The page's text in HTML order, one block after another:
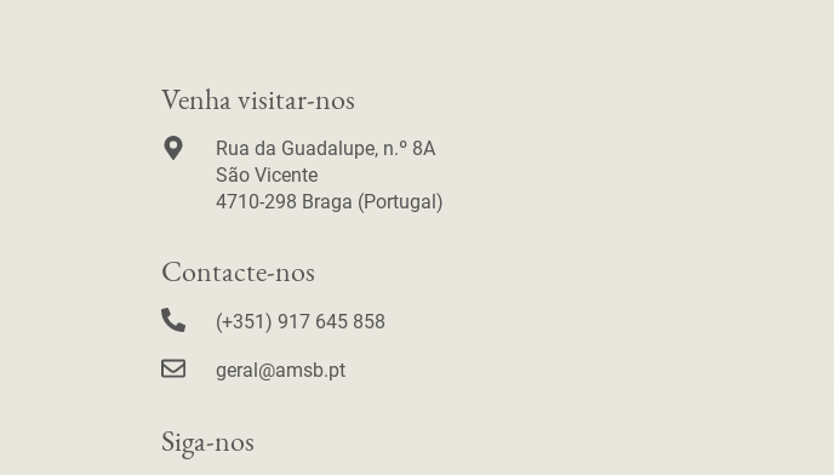
Venha visitar-nos
Rua da Guadalupe, n.º 8A
São Vicente
4710-298 Braga (Portugal)
Contacte-nos
(+351) 917 645 858
geral@amsb.pt
Siga-nos